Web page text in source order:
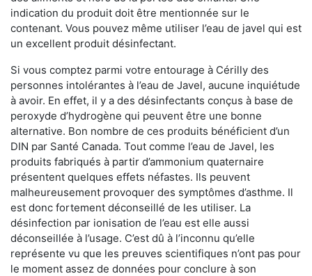
indication du produit doit être mentionnée sur le
contenant. Vous pouvez même utiliser l’eau de javel qui est
un excellent produit désinfectant.
Si vous comptez parmi votre entourage à Cérilly des
personnes intolérantes à l’eau de Javel, aucune inquiétude
à avoir. En effet, il y a des désinfectants conçus à base de
peroxyde d’hydrogène qui peuvent être une bonne
alternative. Bon nombre de ces produits bénéficient d’un
DIN par Santé Canada. Tout comme l’eau de Javel, les
produits fabriqués à partir d’ammonium quaternaire
présentent quelques effets néfastes. Ils peuvent
malheureusement provoquer des symptômes d’asthme. Il
est donc fortement déconseillé de les utiliser. La
désinfection par ionisation de l’eau est elle aussi
déconseillée à l’usage. C’est dû à l’inconnu qu’elle
représente vu que les preuves scientifiques n’ont pas pour
le moment assez de données pour conclure à son